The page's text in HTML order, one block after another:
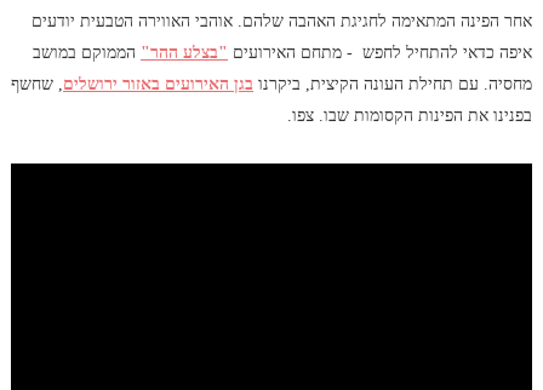
אחר הפינה המתאימה לחגיגת האהבה שלהם. אוהבי האווירה הטבעית יודעים
איפה כדאי להתחיל לחפש - מתחם האירועים "בצלע ההר" הממוקם במושב
מחסיה. עם תחילת העונה הקיצית, ביקרנו בגן האירועים באזור ירושלים, שחשף
בפנינו את הפינות הקסומות שבו. צפו.